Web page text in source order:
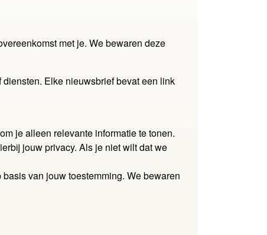
met je. We bewaren deze
Elke nieuwsbrief bevat een link
je alleen relevante informatie te tonen.
jouw privacy. Als je niet wilt dat we
van jouw toestemming. We bewaren